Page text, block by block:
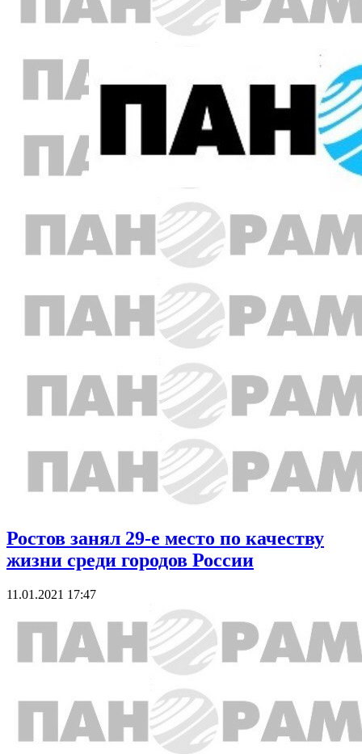
Ростов занял 29-е место по качеству
жизни среди городов России
11.01.2021 17:47